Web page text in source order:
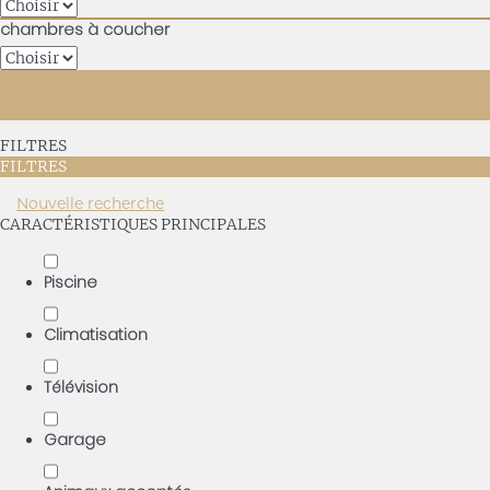
chambres à coucher
FILTRES
FILTRES
Nouvelle recherche
CARACTÉRISTIQUES PRINCIPALES
Piscine
Climatisation
Télévision
Garage